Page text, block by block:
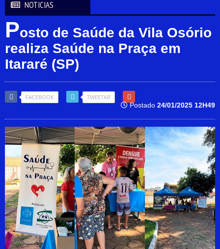
NOTICIAS
Posto de Saúde da Vila Osório
realiza Saúde na Praça em
Itararé (SP)
FACEBOOK TWEETAR
Postado 24/01/2025 12H49